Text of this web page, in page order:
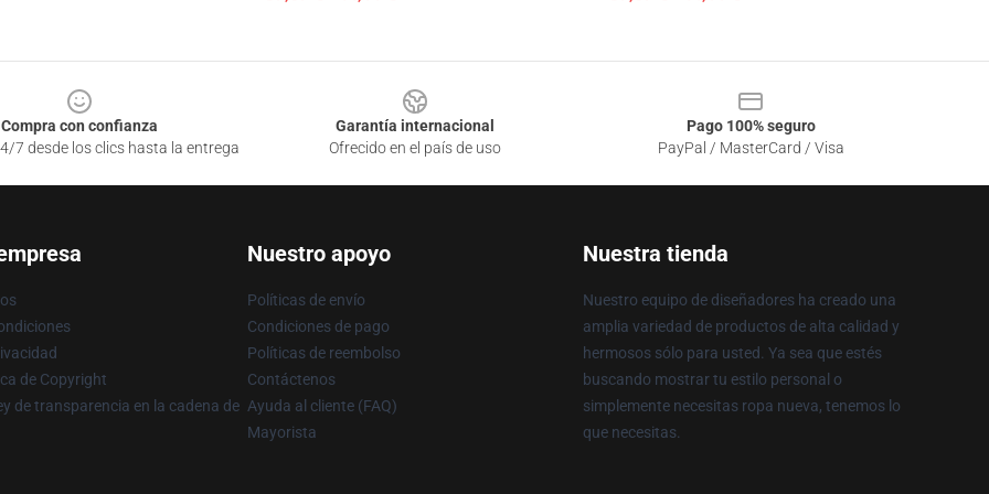
Compra con confianza
7 desde los clics hasta la entrega
Garantía internacional
Ofrecido en el país de uso
Pago 100% seguro
PayPal / MasterCard / Visa
de Copyright
de transparencia en la cadena de
Nuestro apoyo
Políticas de envío
Condiciones de pago
Políticas de reembolso
Contáctenos
Ayuda al cliente (FAQ)
Mayorista
Nuestra tienda
Nuestro equipo de diseñadores ha creado una
amplia variedad de productos de alta calidad y
hermosos sólo para usted. Ya sea que estés
buscando mostrar tu estilo personal o
simplemente necesitas ropa nueva, tenemos lo
que necesitas.